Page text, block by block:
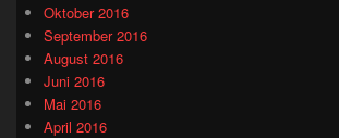
Oktober 2016
September 2016
August 2016
Juni 2016
Mai 2016
April 2016